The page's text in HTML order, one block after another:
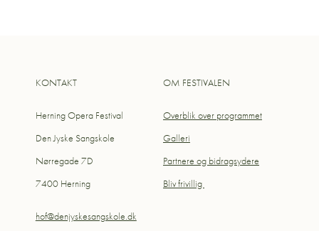
KONTAKT
Herning Opera Festival
Den Jyske Sangskole
Nørregade 7D
7400 Herning
hof@denjyskesangskole.dk
OM FESTIVALEN
Overblik over programmet
Galleri
Partnere og bidragsydere
Bliv frivillig